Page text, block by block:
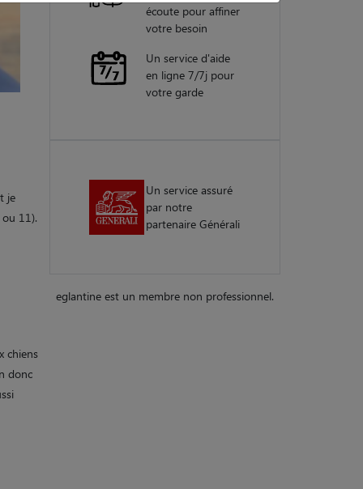
je
11).
chiens
donc
écoute pour affiner
votre besoin
Un service d'aide
en ligne 7/7j pour
votre garde
Un service assuré
par notre
partenaire Générali
eglantine est un membre non professionnel.